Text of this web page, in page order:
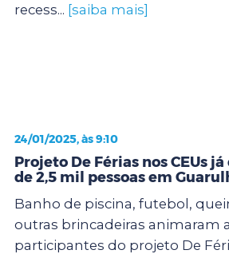
recess... [saiba mais]
24/01/2025, às 9:10
Projeto De Férias nos CEUs
de 2,5 mil pessoas em
Banho de piscina, futebol,
outras brincadeiras animaram
participantes do projeto De